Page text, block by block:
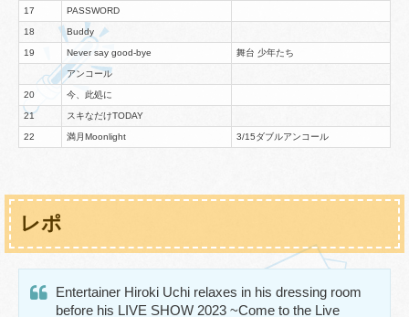
17 PASSWORD
18 Buddy
19 Never say good-bye 舞台 少年たち
アンコール
20 今、此処に
21 スキなだけTODAY
22 満月Moonlight 3/15ダブルアンコール
レポ
Entertainer Hiroki Uchi relaxes in his dressing room
before his LIVE SHOW 2023 ~Come to the Live